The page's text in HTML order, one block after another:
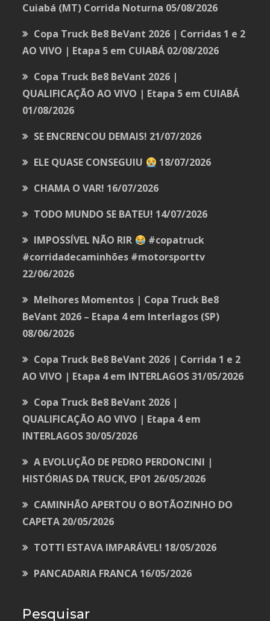
Cuiabá (MT) Corrida Noturna 05/08/2026
Copa Truck Be8 BeVant 2026 | Corridas 1 e 2
AO VIVO | Etapa 5 em CUIABÁ 02/08/2026
Copa Truck Be8 BeVant 2026 |
QUALIFICAÇÃO AO VIVO | Etapa 5 em CUIABÁ
01/08/2026
SE ENCRENCOU DEMAIS! 21/07/2026
ELE QUASE CONSEGUIU
18/07/2026
CHAMA O VAR! 16/07/2026
TODO MUNDO SE BATEU! 14/07/2026
IMPOSSÍVEL NÃO RIR
#copatruck
#corridadecaminhões #motorsporttv
22/06/2026
Melhores Momentos | Copa Truck Be8
BeVant 2026 – Etapa 4 em Interlagos (SP)
08/06/2026
Copa Truck Be8 BeVant 2026 | Corrida 1 e 2
AO VIVO | Etapa 4 em INTERLAGOS 31/05/2026
Copa Truck Be8 BeVant 2026 |
QUALIFICAÇÃO AO VIVO | Etapa 4 em
INTERLAGOS 30/05/2026
A EVOLUÇÃO DE PEDRO PERDONCINI |
HISTÓRIAS DA TRUCK, EP01 26/05/2026
CAMINHÃO APERTOU O BOTÃOZINHO DO
CAPETA 20/05/2026
TOTTI ESTAVA IMPARÁVEL! 18/05/2026
PANCADARIA FRANCA 16/05/2026
Pesquisar